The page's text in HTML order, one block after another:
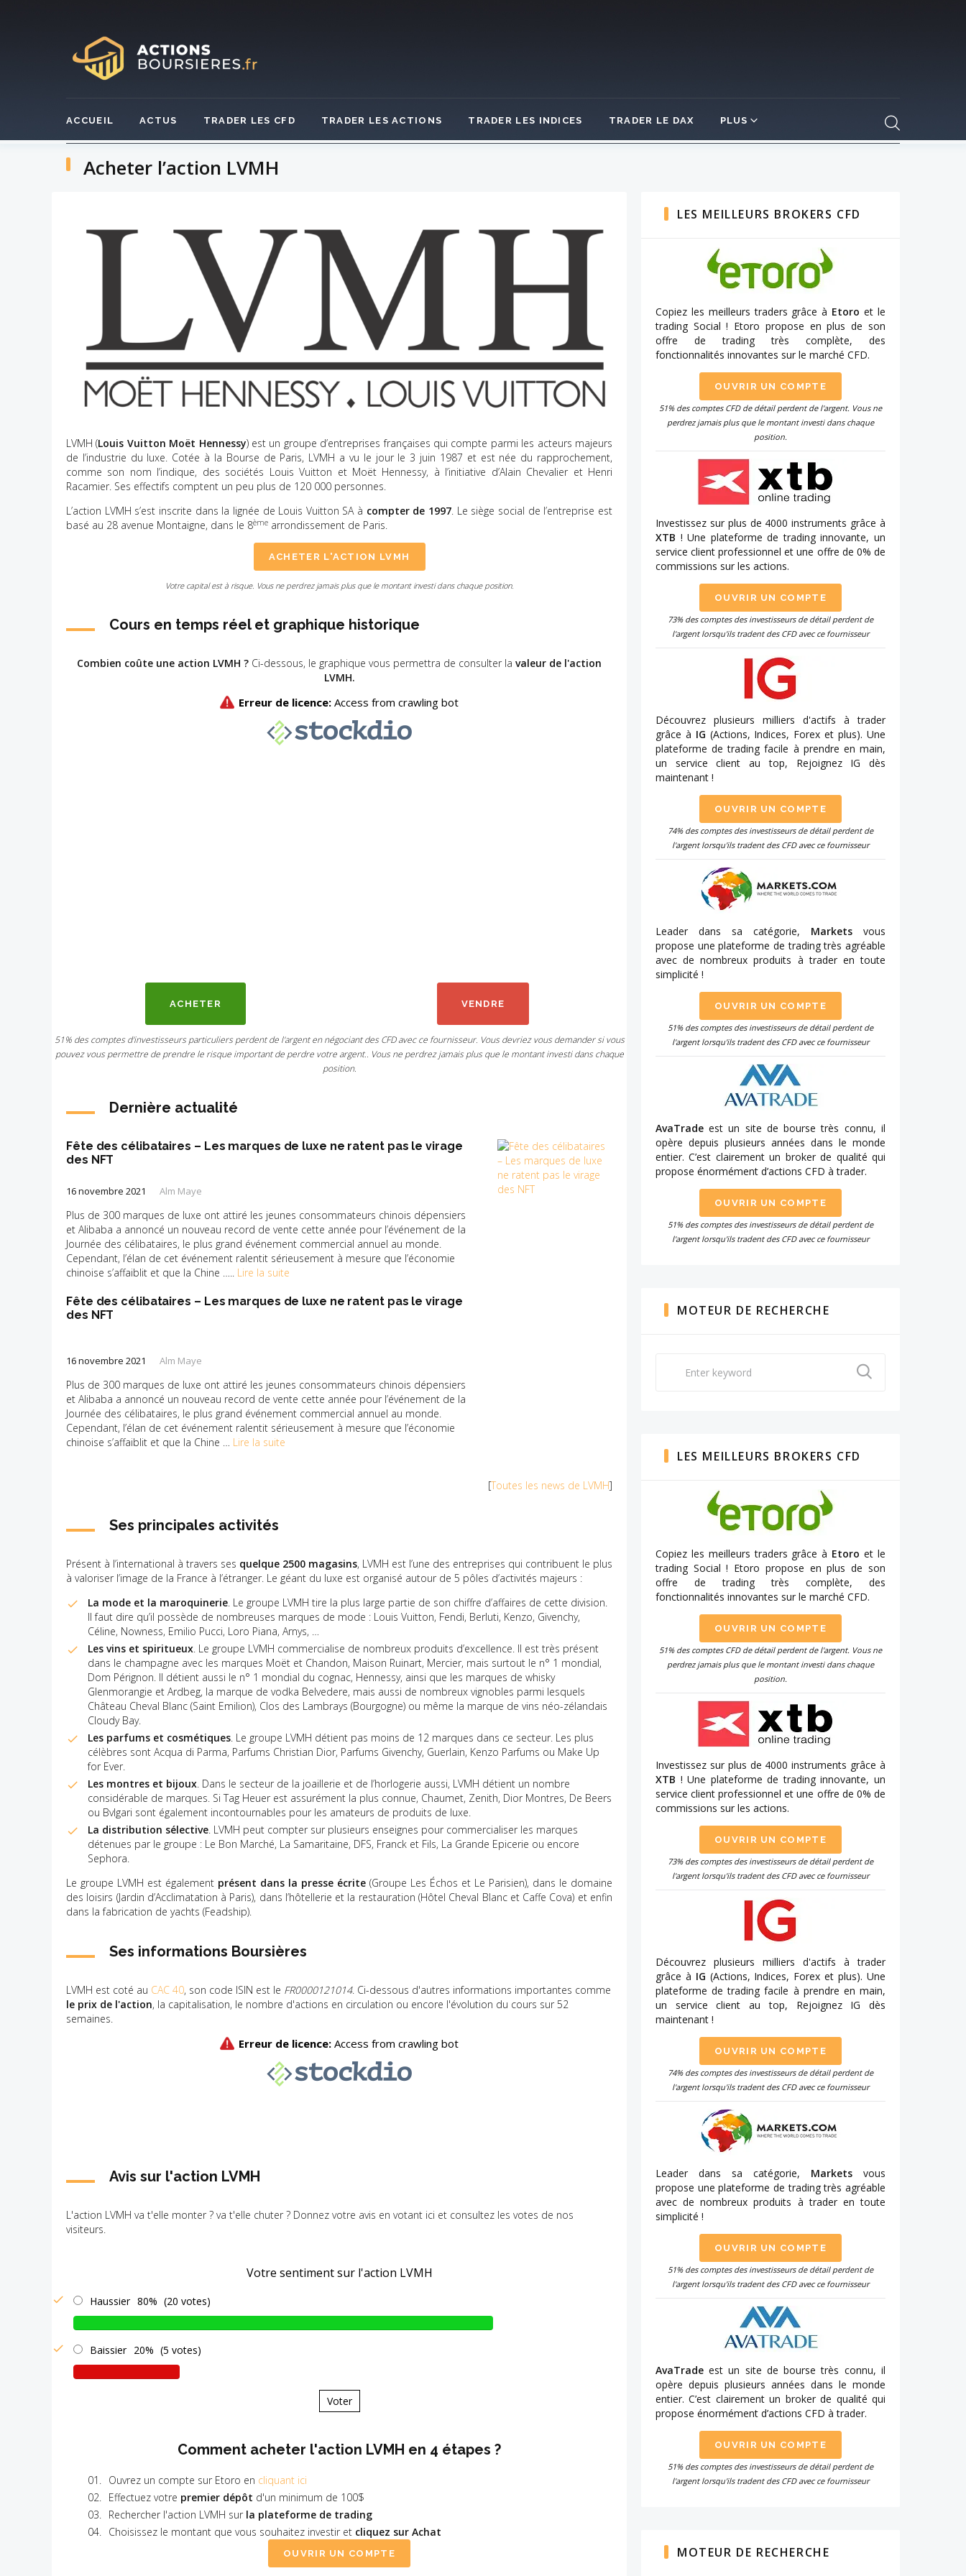
ACCUEIL ACTUS TRADER LES CFD TRADER LES ACTIONS TRADER LES INDICES TRADER LE DAX PLUS
Acheter l’action LVMH
LVMH (Louis Vuitton Moët Hennessy) est un groupe d’entreprises françaises qui compte parmi les acteurs majeurs
de l’industrie du luxe. Cotée à la Bourse de Paris, LVMH a vu le jour le 3 juin 1987 et est née du rapprochement,
comme son nom l’indique, des sociétés Louis Vuitton et Moët Hennessy, à l’initiative d’Alain Chevalier et Henri
Racamier. Ses effectifs comptent un peu plus de 120 000 personnes.
L’action LVMH s’est inscrite dans la lignée de Louis Vuitton SA à compter de 1997. Le siège social de l’entreprise est
basé au 28 avenue Montaigne, dans le 8ème arrondissement de Paris.
ACHETER L'ACTION LVMH
Votre capital est à risque. Vous ne perdrez jamais plus que le montant investi dans chaque position.
Cours en temps réel et graphique historique
Combien coûte une action LVMH ? Ci-dessous, le graphique vous permettra de consulter la valeur de l'action
LVMH.
ACHETER VENDRE
51% des comptes d'investisseurs particuliers perdent de l'argent en négociant des CFD avec ce fournisseur. Vous devriez vous demander si vous
pouvez vous permettre de prendre le risque important de perdre votre argent.. Vous ne perdrez jamais plus que le montant investi dans chaque
position.
Dernière actualité
Fête des célibataires – Les marques de luxe ne ratent pas le virage
des NFT
16 novembre 2021 Alm Maye
Plus de 300 marques de luxe ont attiré les jeunes consommateurs chinois dépensiers
et Alibaba a annoncé un nouveau record de vente cette année pour l’événement de la
Journée des célibataires, le plus grand événement commercial annuel au monde.
Cependant, l’élan de cet événement ralentit sérieusement à mesure que l’économie
chinoise s’affaiblit et que la Chine ….. Lire la suite
Fête des célibataires – Les marques de luxe ne ratent pas le virage
des NFT
16 novembre 2021 Alm Maye
Plus de 300 marques de luxe ont attiré les jeunes consommateurs chinois dépensiers
et Alibaba a annoncé un nouveau record de vente cette année pour l’événement de la
Journée des célibataires, le plus grand événement commercial annuel au monde.
Cependant, l’élan de cet événement ralentit sérieusement à mesure que l’économie
chinoise s’affaiblit et que la Chine … Lire la suite
[Toutes les news de LVMH]
Ses principales activités
Présent à l’international à travers ses quelque 2500 magasins, LVMH est l’une des entreprises qui contribuent le plus
à valoriser l’image de la France à l’étranger. Le géant du luxe est organisé autour de 5 pôles d’activités majeurs :
La mode et la maroquinerie. Le groupe LVMH tire la plus large partie de son chiffre d’affaires de cette division.
Il faut dire qu’il possède de nombreuses marques de mode : Louis Vuitton, Fendi, Berluti, Kenzo, Givenchy,
Céline, Nowness, Emilio Pucci, Loro Piana, Arnys, …
Les vins et spiritueux. Le groupe LVMH commercialise de nombreux produits d’excellence. Il est très présent
dans le champagne avec les marques Moët et Chandon, Maison Ruinart, Mercier, mais surtout le n° 1 mondial,
Dom Pérignon. Il détient aussi le n° 1 mondial du cognac, Hennessy, ainsi que les marques de whisky
Glenmorangie et Ardbeg, la marque de vodka Belvedere, mais aussi de nombreux vignobles parmi lesquels
Château Cheval Blanc (Saint Emilion), Clos des Lambrays (Bourgogne) ou même la marque de vins néo-zélandais
Cloudy Bay.
Les parfums et cosmétiques. Le groupe LVMH détient pas moins de 12 marques dans ce secteur. Les plus
célèbres sont Acqua di Parma, Parfums Christian Dior, Parfums Givenchy, Guerlain, Kenzo Parfums ou Make Up
for Ever.
Les montres et bijoux. Dans le secteur de la joaillerie et de l’horlogerie aussi, LVMH détient un nombre
considérable de marques. Si Tag Heuer est assurément la plus connue, Chaumet, Zenith, Dior Montres, De Beers
ou Bvlgari sont également incontournables pour les amateurs de produits de luxe.
La distribution sélective. LVMH peut compter sur plusieurs enseignes pour commercialiser les marques
détenues par le groupe : Le Bon Marché, La Samaritaine, DFS, Franck et Fils, La Grande Epicerie ou encore
Sephora.
Le groupe LVMH est également présent dans la presse écrite (Groupe Les Échos et Le Parisien), dans le domaine
des loisirs (Jardin d’Acclimatation à Paris), dans l’hôtellerie et la restauration (Hôtel Cheval Blanc et Caffe Cova) et enfin
dans la fabrication de yachts (Feadship).
Ses informations Boursières
LVMH est coté au CAC 40, son code ISIN est le FR0000121014. Ci-dessous d'autres informations importantes comme
le prix de l'action, la capitalisation, le nombre d'actions en circulation ou encore l'évolution du cours sur 52
semaines.
Avis sur l'action LVMH
L'action LVMH va t'elle monter ? va t'elle chuter ? Donnez votre avis en votant ici et consultez les votes de nos
visiteurs.
Votre sentiment sur l'action LVMH
Haussier 80% (20 votes)
Baissier 20% (5 votes)
Voter
Comment acheter l'action LVMH en 4 étapes ?
Ouvrez un compte sur Etoro en cliquant ici
Effectuez votre premier dépôt d'un minimum de 100$
Rechercher l'action LVMH sur la plateforme de trading
Choisissez le montant que vous souhaitez investir et cliquez sur Achat
OUVRIR UN COMPTE
LES MEILLEURS BROKERS CFD
Copiez les meilleurs traders grâce à Etoro et le
trading Social ! Etoro propose en plus de son
offre de trading très complète, des
fonctionnalités innovantes sur le marché CFD.
OUVRIR UN COMPTE
51% des comptes CFD de détail perdent de l'argent. Vous ne
perdrez jamais plus que le montant investi dans chaque
position.
Investissez sur plus de 4000 instruments grâce à
XTB ! Une plateforme de trading innovante, un
service client professionnel et une offre de 0% de
commissions sur les actions.
OUVRIR UN COMPTE
73% des comptes des investisseurs de détail perdent de
l'argent lorsqu'ils tradent des CFD avec ce fournisseur
Découvrez plusieurs milliers d'actifs à trader
grâce à IG (Actions, Indices, Forex et plus). Une
plateforme de trading facile à prendre en main,
un service client au top, Rejoignez IG dès
maintenant !
OUVRIR UN COMPTE
74% des comptes des investisseurs de détail perdent de
l'argent lorsqu'ils tradent des CFD avec ce fournisseur
Leader dans sa catégorie, Markets vous
propose une plateforme de trading très agréable
avec de nombreux produits à trader en toute
simplicité !
OUVRIR UN COMPTE
51% des comptes des investisseurs de détail perdent de
l'argent lorsqu'ils tradent des CFD avec ce fournisseur
AvaTrade est un site de bourse très connu, il
opère depuis plusieurs années dans le monde
entier. C’est clairement un broker de qualité qui
propose énormément d’actions CFD à trader.
OUVRIR UN COMPTE
51% des comptes des investisseurs de détail perdent de
l'argent lorsqu'ils tradent des CFD avec ce fournisseur
MOTEUR DE RECHERCHE
LES MEILLEURS BROKERS CFD
Copiez les meilleurs traders grâce à Etoro et le
trading Social ! Etoro propose en plus de son
offre de trading très complète, des
fonctionnalités innovantes sur le marché CFD.
OUVRIR UN COMPTE
51% des comptes CFD de détail perdent de l'argent. Vous ne
perdrez jamais plus que le montant investi dans chaque
position.
Investissez sur plus de 4000 instruments grâce à
XTB ! Une plateforme de trading innovante, un
service client professionnel et une offre de 0% de
commissions sur les actions.
OUVRIR UN COMPTE
73% des comptes des investisseurs de détail perdent de
l'argent lorsqu'ils tradent des CFD avec ce fournisseur
Découvrez plusieurs milliers d'actifs à trader
grâce à IG (Actions, Indices, Forex et plus). Une
plateforme de trading facile à prendre en main,
un service client au top, Rejoignez IG dès
maintenant !
OUVRIR UN COMPTE
74% des comptes des investisseurs de détail perdent de
l'argent lorsqu'ils tradent des CFD avec ce fournisseur
Leader dans sa catégorie, Markets vous
propose une plateforme de trading très agréable
avec de nombreux produits à trader en toute
simplicité !
OUVRIR UN COMPTE
51% des comptes des investisseurs de détail perdent de
l'argent lorsqu'ils tradent des CFD avec ce fournisseur
AvaTrade est un site de bourse très connu, il
opère depuis plusieurs années dans le monde
entier. C’est clairement un broker de qualité qui
propose énormément d’actions CFD à trader.
OUVRIR UN COMPTE
51% des comptes des investisseurs de détail perdent de
l'argent lorsqu'ils tradent des CFD avec ce fournisseur
MOTEUR DE RECHERCHE